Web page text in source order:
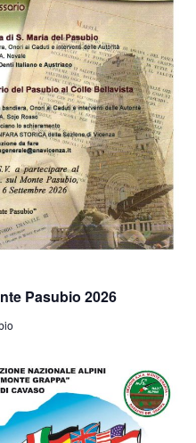
Pasubio 2026